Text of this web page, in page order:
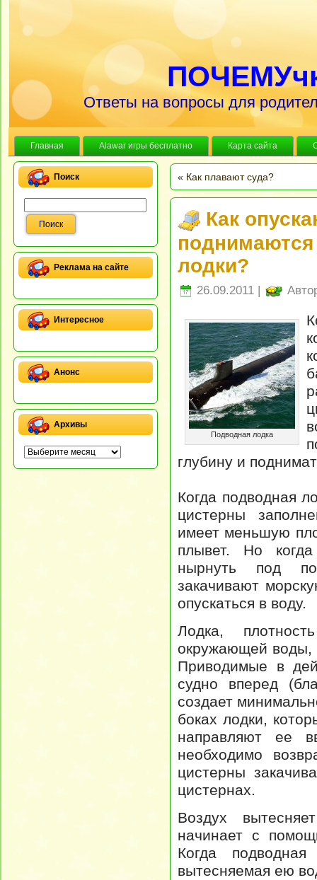
Ответы на вопросы для
Главная Alawar игры бесплатно Карта сайта
Поиск
Реклама на сайте
Интересное
Анонс
Архивы
« Как плавают суда?
Как
лодки?
26.09.2011 |
Подводная лодка
глубину и
Когда подводная
цистерны
имеет меньшую
плывет. Но
нырнуть под
закачивают
опускаться в воду.
Лодка,
окружающей воды,
Приводимые в
судно вперед
создает
боках лодки,
направляют ее
необходимо
цистерны
цистернах.
Воздух
начинает с
Когда
вытесняемая ею